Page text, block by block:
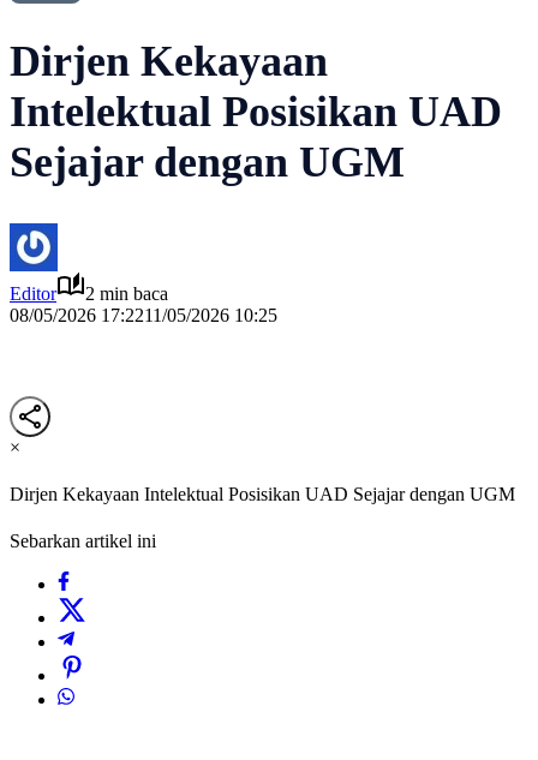
Dirjen Kekayaan
Intelektual Posisikan UAD
Sejajar dengan UGM
Editor
2 min baca
08/05/2026 17:2211/05/2026 10:25
×
Dirjen Kekayaan Intelektual Posisikan UAD Sejajar dengan UGM
Sebarkan artikel ini